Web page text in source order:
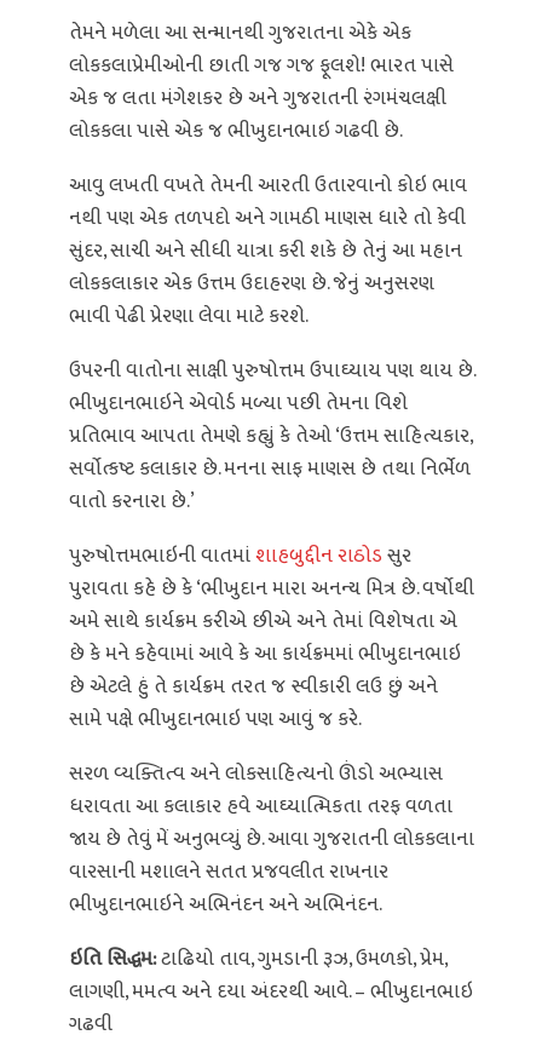
તેમને મળેલા આ સન્માનથી ગુજરાતના એકે એક
લોકકલાપ્રેમીઓની છાતી ગજ ગજ ફૂલશે! ભારત પાસે
એક જ લતા મંગેશકર છે અને ગુજરાતની રંગમંચલક્ષી
લોકકલા પાસે એક જ ભીખુદાનભાઇ ગઢવી છે.
આવુ લખતી વખતે તેમની આરતી ઉતારવાનો કોઇ ભાવ
નથી પણ એક તળપદો અને ગામઠી માણસ ધારે તો કેવી
સુંદર, સાચી અને સીધી યાત્રા કરી શકે છે તેનું આ મહાન
લોકકલાકાર એક ઉત્તમ ઉદાહરણ છે. જેનું અનુસરણ
ભાવી પેઢી પ્રેરણા લેવા માટે કરશે.
ઉપરની વાતોના સાક્ષી પુરુષોત્તમ ઉપાઘ્યાય પણ થાય છે.
ભીખુદાનભાઇને એવોર્ડ મળ્યા પછી તેમના વિશે
પ્રતિભાવ આપતા તેમણે કહ્યું કે તેઓ ‘ઉત્તમ સાહિત્યકાર,
સર્વોત્કષ્ટ કલાકાર છે. મનના સાફ માણસ છે તથા નિર્ભેળ
વાતો કરનારા છે.’
પુરુષોત્તમભાઇની વાતમાંશાહબુદ્દીન રાઠોડસુર
પુરાવતા કહે છે કે ‘ભીખુદાન મારા અનન્ય મિત્ર છે. વર્ષોથી
અમે સાથે કાર્યક્રમ કરીએ છીએ અને તેમાં વિશેષતા એ
છે કે મને કહેવામાં આવે કે આ કાર્યક્રમમાં ભીખુદાનભાઇ
છે એટલે હું તે કાર્યક્રમ તરત જ સ્વીકારી લઉ છું અને
સામે પક્ષે ભીખુદાનભાઇ પણ આવું જ કરે.
સરળ વ્યક્તિત્વ અને લોકસાહિત્યનો ઊંડો અભ્યાસ
ધરાવતા આ કલાકાર હવે આઘ્યાત્મિકતા તરફ વળતા
જાય છે તેવું મેં અનુભવ્યું છે. આવા ગુજરાતની લોકકલાના
વારસાની મશાલને સતત પ્રજવલીત રાખનાર
ભીખુદાનભાઇને અભિનંદન અને અભિનંદન.
ઇતિ સિદ્ધમ:ટાઢિયો તાવ, ગુમડાની રૂઝ, ઉમળકો, પ્રેમ,
લાગણી, મમત્વ અને દયા અંદરથી આવે. – ભીખુદાનભાઇ
ગઢવી